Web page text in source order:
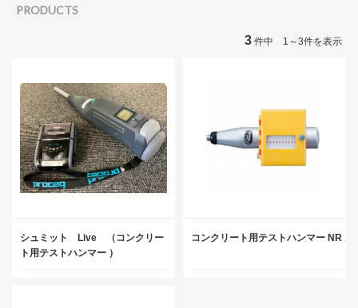
PRODUCTS
3 件中 1～3件を表示
シュミット Live （コンクリー
ト用テストハンマー ）
コンクリート用テストハンマー NR